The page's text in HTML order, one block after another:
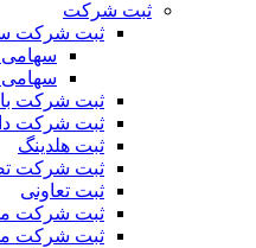
ثبت شرکت
ثبت شرکت
سهامی
ثبت شرکت
ثبت شرکت
ثبت هلدینگ
ثبت شرکت
ثبت تعاونی
ثبت شرکت
ثبت شرکت